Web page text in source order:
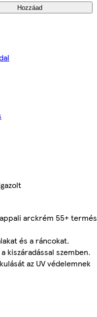
Hozzáad
arckrém 55+
és a ráncokat.
kiszáradással szemben.
az UV védelemnek